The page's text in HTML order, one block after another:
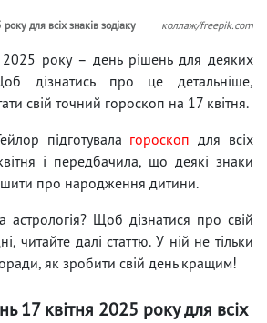
для всіх знаків зодіаку коллаж/freepik.com
2025 року – день рішень для деяких
дізнатись про це детальніше,
свій точний гороскоп на 17 квітня.
підготувала гороскоп для всіх
і передбачила, що деякі знаки
про народження дитини.
астрологія? Щоб дізнатися про свій
читайте далі статтю. У ній не тільки
як зробити свій день кращим!
17 квітня 2025 року для всіх